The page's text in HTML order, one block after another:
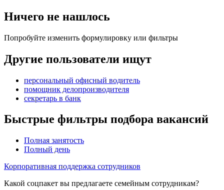
Ничего не нашлось
Попробуйте изменить формулировку или фильтры
Другие пользователи ищут
персональный офисный водитель
помощник делопроизводителя
секретарь в банк
Быстрые фильтры подбора вакансий
Полная занятость
Полный день
Корпоративная поддержка сотрудников
Какой соцпакет вы предлагаете семейным сотрудникам?